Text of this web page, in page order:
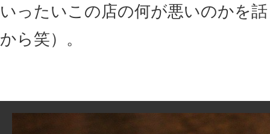
いったいこの店の何が悪いのかを
から笑）。